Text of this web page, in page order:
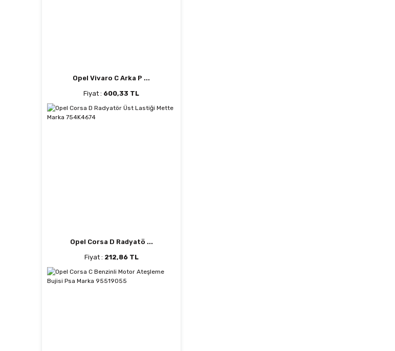
Opel Vivaro C Arka P ...
Fiyat : 600,33 TL
Opel Corsa D Radyatö ...
Fiyat : 212,86 TL